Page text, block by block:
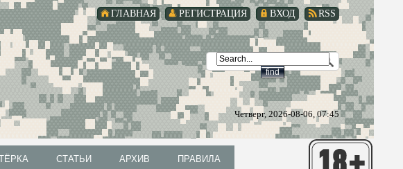
RSS
ВХОД
РЕГИСТРАЦИЯ
ГЛАВНАЯ
Четверг, 2026-08-06, 07:45
СТАТЬИ АРХИВ ПРАВИЛА